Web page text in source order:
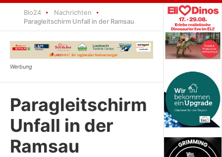
Blo24
Nachrichten
Paragleitschirm Unfall in der Ramsau
Paragleitschirm
Unfall in der
Ramsau